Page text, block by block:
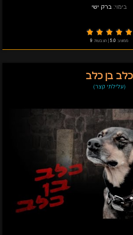
בימוי: ברק ישי
ממוצע: 5.0 הצבעות: 9
כלב בן כלב
(עלילתי קצר)